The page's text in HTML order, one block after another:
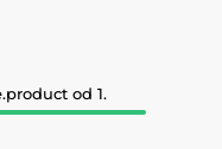
od 1.